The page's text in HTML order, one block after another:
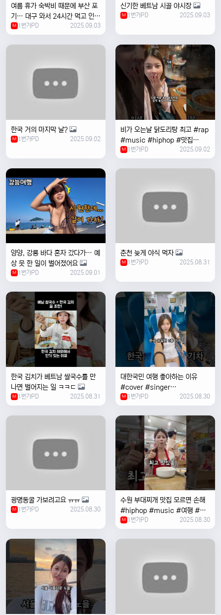
여름 휴가 숙박비 때문에 부산 포
기… 대구 와서 24시간 먹고 인생
위로받았습니다
M 1번가PD 2025.09.03
신기한 베트남 시골 야시장
M 1번가PD 2025.09.03
한국 거의 마지막 날?
M 1번가PD 2025.09.02
비가 오는날 ￼닭도리탕 최고 #rap
#music #hiphop #맛집
#travel #여행 #food ￼
M 1번가PD 2025.09.02
양양, 강릉 바다 혼자 갔다가… 예
상 못 한 일이 벌어졌어요
M 1번가PD 2025.09.01
춘천 늦게 야식 먹자
M 1번가PD 2025.08.31
한국 김치가 베트남 쌀국수를 만
나면 벌어지는 일 ㅋㅋㄷ
M 1번가PD 2025.08.31
대한국민 여행 좋아하는 이유
#cover #singer
#coversong #music #한국
여행 #한국
M 1번가PD 2025.08.30
광명동굴 가보려고요 ㅠㅠ
M 1번가PD 2025.08.30
수원 부대찌개 맛집 모르면 손해
#hiphop #music #여행 #맛
집 #수원 #한국여행 #베트남여
자 #혼자여행
M 1번가PD 2025.08.30